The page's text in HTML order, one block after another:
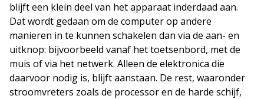
blijft een klein deel van het apparaat inderdaad aan.
Dat wordt gedaan om de computer op andere
manieren in te kunnen schakelen dan via de aan- en
uitknop: bijvoorbeeld vanaf het toetsenbord, met de
muis of via het netwerk. Alleen de elektronica die
daarvoor nodig is, blijft aanstaan. De rest, waaronder
stroomvreters zoals de processor en de harde schijf,